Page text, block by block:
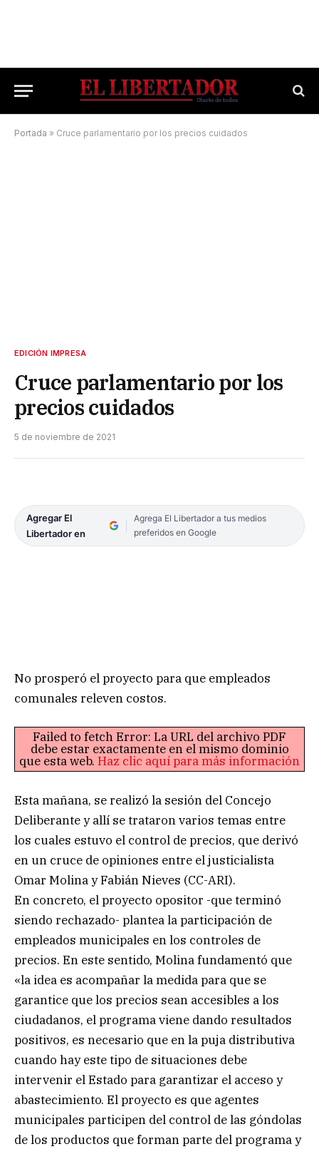
Portada » Cruce parlamentario por los precios cuidados
EDICIÓN IMPRESA
Cruce parlamentario por los
precios cuidados
5 de noviembre de 2021
Agregar El
Libertador en
Agrega El Libertador a tus medios
preferidos en Google
No prosperó el proyecto para que empleados
comunales releven costos.
Failed to fetch Error: La URL del archivo PDF
debe estar exactamente en el mismo dominio
que esta web. Haz clic aquí para más información
Esta mañana, se realizó la sesión del Concejo
Deliberante y allí se trataron varios temas entre
los cuales estuvo el control de precios, que derivó
en un cruce de opiniones entre el justicialista
Omar Molina y Fabián Nieves (CC-ARI).
En concreto, el proyecto opositor -que terminó
siendo rechazado- plantea la participación de
empleados municipales en los controles de
precios. En este sentido, Molina fundamentó que
«la idea es acompañar la medida para que se
garantice que los precios sean accesibles a los
ciudadanos, el programa viene dando resultados
positivos, es necesario que en la puja distributiva
cuando hay este tipo de situaciones debe
intervenir el Estado para garantizar el acceso y
abastecimiento. El proyecto es que agentes
municipales participen del control de las góndolas
de los productos que forman parte del programa y